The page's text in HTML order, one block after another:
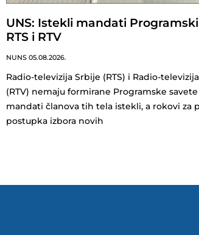
UNS: Istekli mandati
RTS i RTV
NUNS 05.08.2026.
Radio-televizija Srbije (RTS) i Radio-
(RTV) nemaju formirane Programske
mandati članova tih tela istekli, a rokovi za
postupka izbora novih